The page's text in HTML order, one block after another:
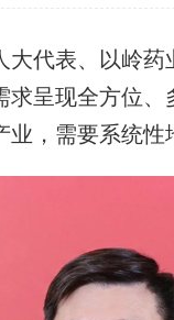
代表、以岭药
呈现全方位
，需要系统